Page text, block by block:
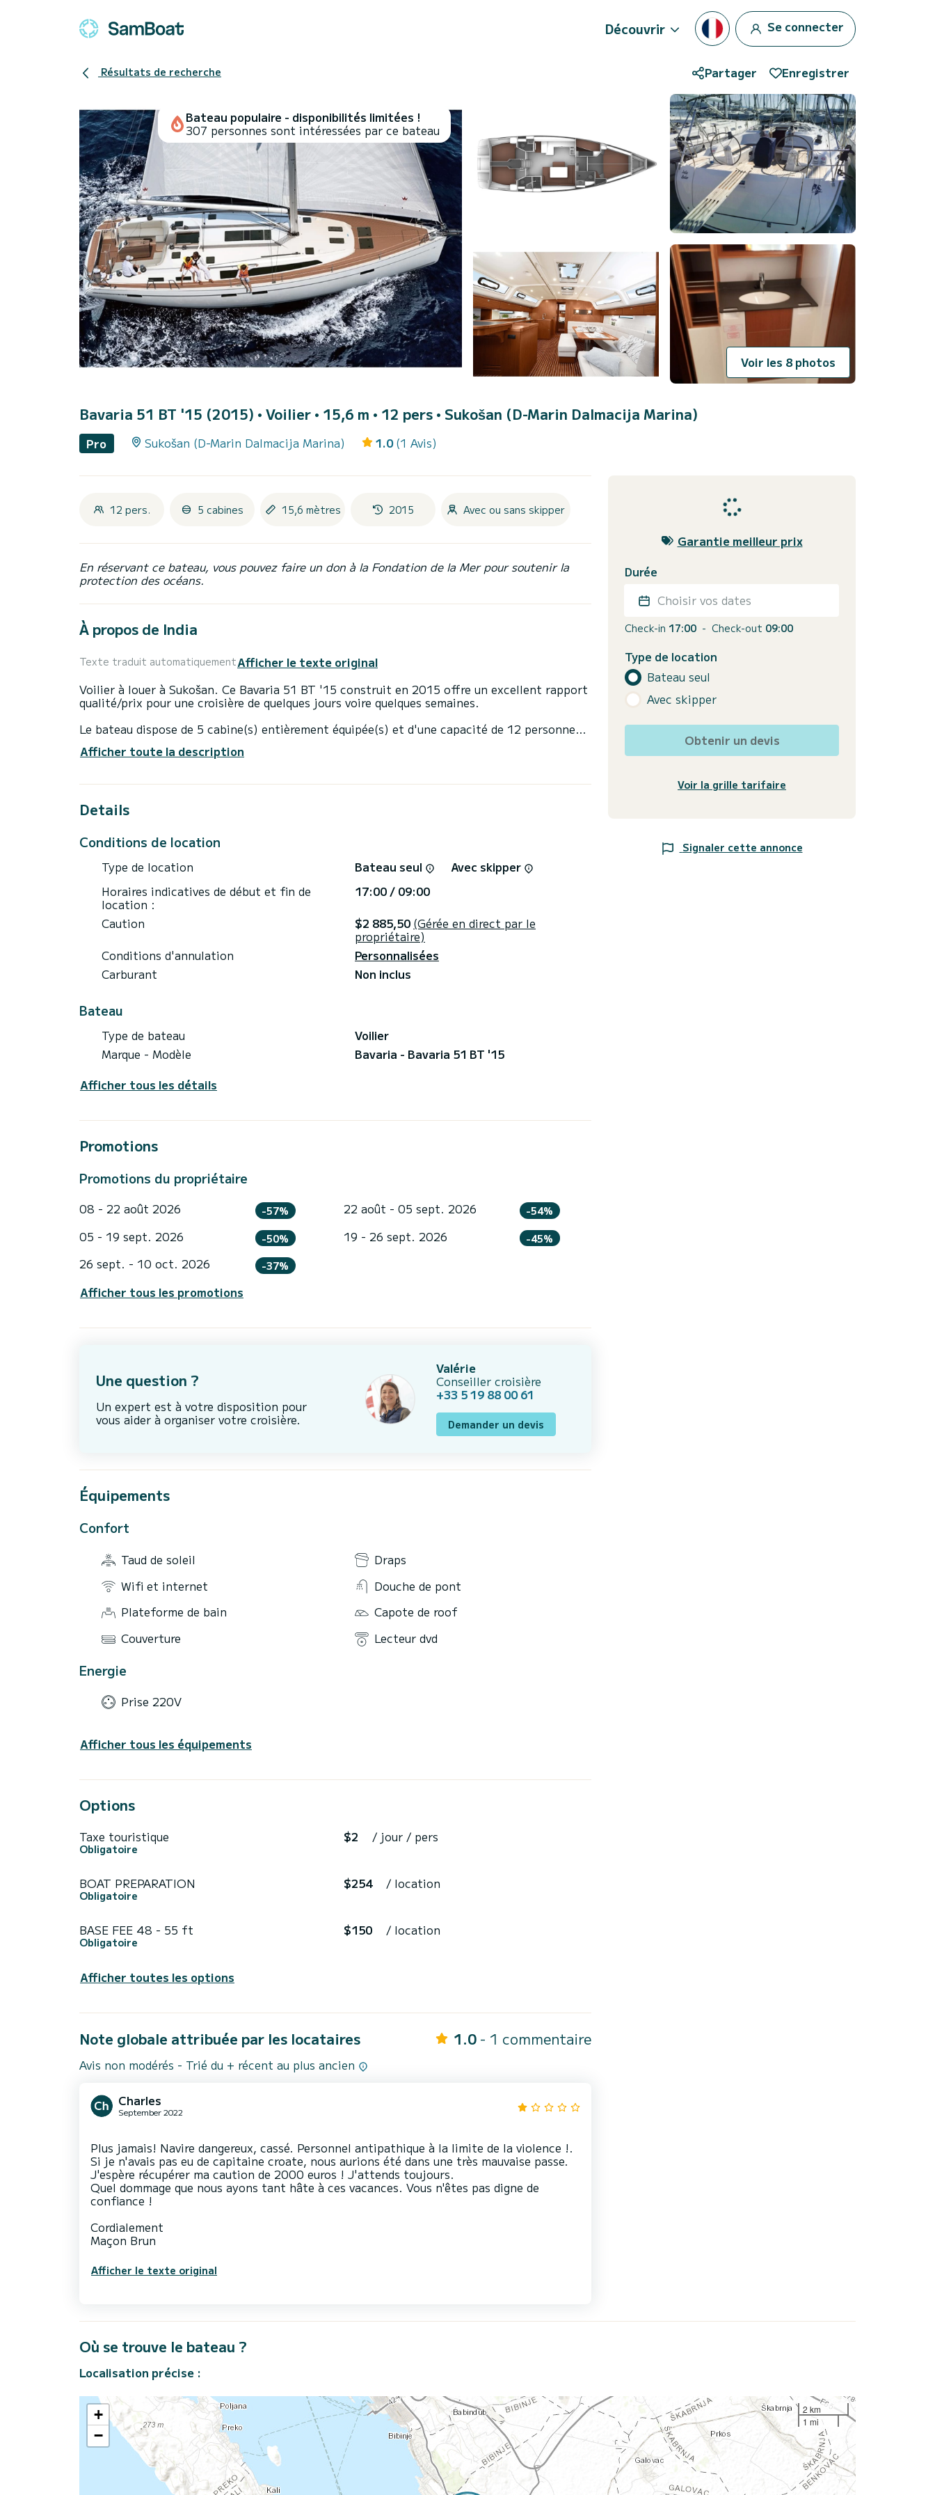
Découvrir Se connecter
Résultats de recherche Partager Enregistrer
Voir les 8 photos
Bateau populaire - disponibilités limitées !
307 personnes sont intéressées par ce bateau
Bavaria 51 BT '15 (2015) • Voilier • 15,6 m • 12 pers • Sukošan (D-Marin Dalmacija Marina)
Pro Sukošan (D-Marin Dalmacija Marina) 1.0 (1 Avis)
12 pers. 5 cabines 15,6 mètres 2015 Avec ou sans skipper
En réservant ce bateau, vous pouvez faire un don à la Fondation de la Mer pour soutenir la
protection des océans.
À propos de India
Texte traduit automatiquementAfficher le texte original
Voilier à louer à Sukošan. Ce Bavaria 51 BT '15 construit en 2015 offre un excellent rapport
qualité/prix pour une croisière de quelques jours voire quelques semaines.
Le bateau dispose de 5 cabine(s) entièrement équipée(s) et d'une capacité de 12 personnes.
exceptionnelles sur l'eau dans les environs de Sukošan
Ce Bavaria 51 BT '15 est équipé de 3 salles d'eau avec douche.
Ce bateau est équipé d'une grand-voile sur enrouleur et d'un génois sur enrouleur. Il dispose
Si vous avez des questions sur le bateau ou les conditions de location, vous pouvez envoyer
un message via la plateforme Samboat. Un conseiller SamBoat répondra à vos questions et
Afficher toute la description
Details
Conditions de location
Type de location Bateau seul
Avec skipper
Horaires indicatives de début et fin de
location :
17:00 / 09:00
Caution
$2 885,50 (Gérée en direct par le
propriétaire)
Conditions d'annulation
Personnalisées
Carburant
Non inclus
Bateau
Type de bateau
Voilier
Marque - Modèle
Bavaria - Bavaria 51 BT '15
Afficher tous les détails
Promotions
Promotions du propriétaire
08 - 22 août 2026 -57% 22 août - 05 sept. 2026 -54%
05 - 19 sept. 2026 -50% 19 - 26 sept. 2026 -45%
26 sept. - 10 oct. 2026 -37%
Afficher tous les promotions
Une question ?
Un expert est à votre disposition pour
vous aider à organiser votre croisière.
Valérie
Conseiller croisière
+33 5 19 88 00 61
Demander un devis
Équipements
Confort
Taud de soleil
Draps
Wifi et internet
Douche de pont
Plateforme de bain
Capote de roof
Couverture
Lecteur dvd
Energie
Prise 220V
Afficher tous les équipements
Options
Taxe touristique
Obligatoire
$2 / jour / pers
BOAT PREPARATION
Obligatoire
$254 / location
BASE FEE 48 - 55 ft
Obligatoire
$150 / location
Afficher toutes les options
Note globale attribuée par les locataires 1.0 - 1 commentaire
Avis non modérés - Trié du + récent au plus ancien
Charles
September 2022
Plus jamais! Navire dangereux, cassé. Personnel antipathique à la limite de la violence !.
Si je n'avais pas eu de capitaine croate, nous aurions été dans une très mauvaise passe.
J'espère récupérer ma caution de 2000 euros ! J'attends toujours.
Quel dommage que nous ayons tant hâte à ces vacances. Vous n'êtes pas digne de
confiance !
Cordialement
Afficher le texte original
Garantie meilleur prix
Durée
Choisir vos dates
Check-in 17:00 - Check-out 09:00
Type de location
Bateau seul
Avec skipper
Obtenir un devis
Voir la grille tarifaire
Signaler cette annonce
Où se trouve le bateau ?
Localisation précise :
+
−
2 km
1 mi